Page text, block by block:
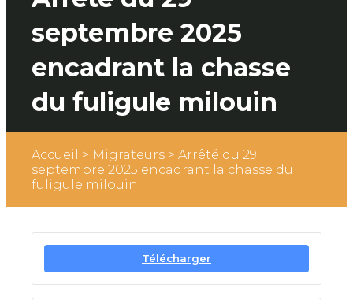
septembre 2025
encadrant la chasse
du fuligule milouin
Accueil > Migrateurs > Arrêté du 29
septembre 2025 encadrant la chasse du
fuligule milouin
Télécharger